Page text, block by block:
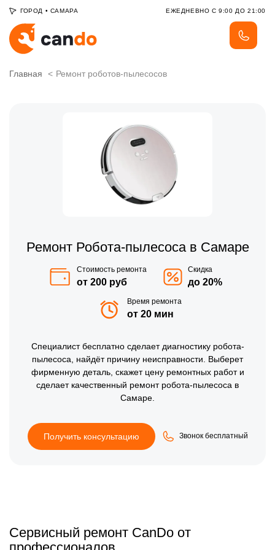
ГОРОД • САМАРА ЕЖЕДНЕВНО С 9:00 ДО 21:00
Главная Ремонт роботов-пылесосов
Ремонт Робота-пылесоса в Самаре
Стоимость ремонта
от 200 руб
Скидка
до 20%
Время ремонта
от 20 мин
Специалистбесплатносделает диагностику робота-
пылесоса, найдёт причину неисправности. Выберет
фирменную деталь, скажет цену ремонтных работ и
сделает качественный ремонт робота-пылесоса в
Самаре.
Получить консультацию Звонок бесплатный
Сервисный ремонт CanDo от